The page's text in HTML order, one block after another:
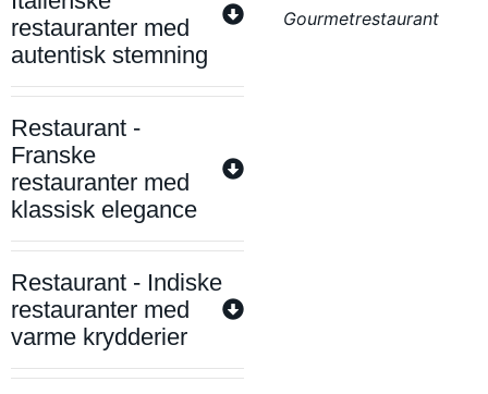
restauranter med
autentisk stemning
Restaurant -
Franske
restauranter med
klassisk elegance
Restaurant - Indiske
restauranter med
varme krydderier
Gourmetrestaurant